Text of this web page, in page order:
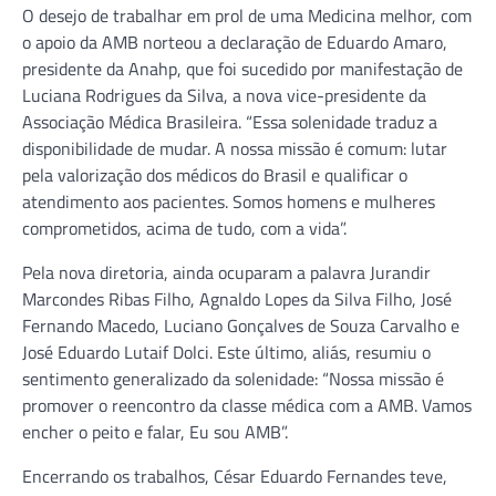
O desejo de trabalhar em prol de uma Medicina melhor, com
o apoio da AMB norteou a declaração de Eduardo Amaro,
presidente da Anahp, que foi sucedido por manifestação de
Luciana Rodrigues da Silva, a nova vice-presidente da
Associação Médica Brasileira. “Essa solenidade traduz a
disponibilidade de mudar. A nossa missão é comum: lutar
pela valorização dos médicos do Brasil e qualificar o
atendimento aos pacientes. Somos homens e mulheres
comprometidos, acima de tudo, com a vida”.
Pela nova diretoria, ainda ocuparam a palavra Jurandir
Marcondes Ribas Filho, Agnaldo Lopes da Silva Filho, José
Fernando Macedo, Luciano Gonçalves de Souza Carvalho e
José Eduardo Lutaif Dolci. Este último, aliás, resumiu o
sentimento generalizado da solenidade: “Nossa missão é
promover o reencontro da classe médica com a AMB. Vamos
encher o peito e falar, Eu sou AMB”.
Encerrando os trabalhos, César Eduardo Fernandes teve,